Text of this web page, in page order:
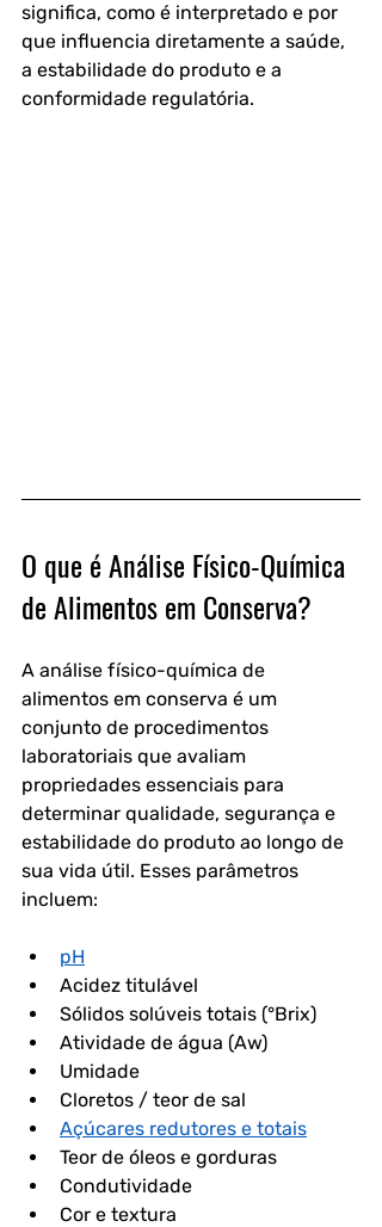
significa, como é interpretado e por
que influencia diretamente a saúde,
a estabilidade do produto e a
conformidade regulatória.
O que é Análise Físico-Química
de Alimentos em Conserva?
A análise físico-química de
alimentos em conserva é um
conjunto de procedimentos
laboratoriais que avaliam
propriedades essenciais para
determinar qualidade, segurança e
estabilidade do produto ao longo de
sua vida útil. Esses parâmetros
incluem:
pH
Acidez titulável
Sólidos solúveis totais (°Brix)
Atividade de água (Aw)
Umidade
Cloretos / teor de sal
Açúcares redutores e totais
Teor de óleos e gorduras
Condutividade
Cor e textura